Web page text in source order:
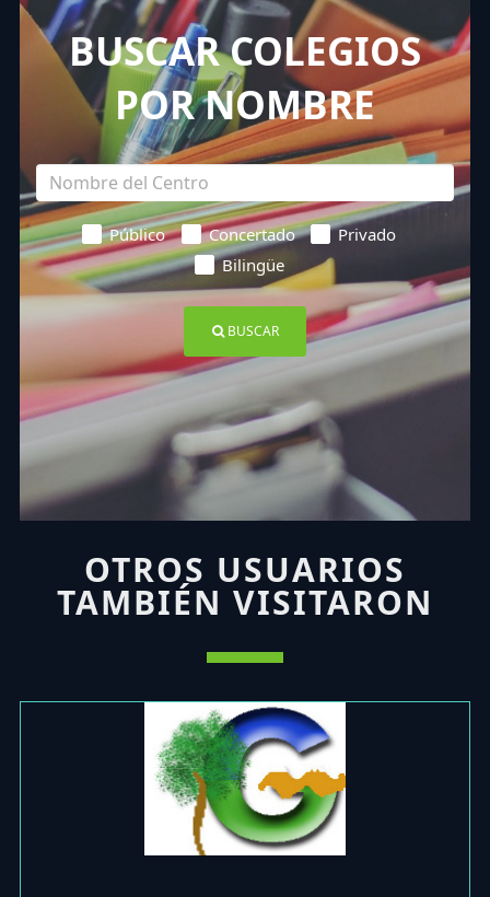
BUSCAR COLEGIOS
POR NOMBRE
Público Concertado
Privado
Bilingüe
BUSCAR
OTROS USUARIOS
TAMBIÉN VISITARON